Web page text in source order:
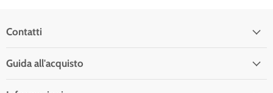
Contatti
Guida all'acquisto